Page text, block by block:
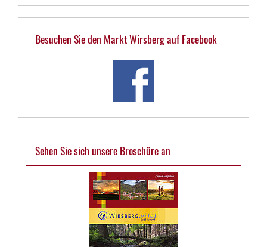
Besuchen Sie den Markt Wirsberg auf Facebook
Sehen Sie sich unsere Broschüre an